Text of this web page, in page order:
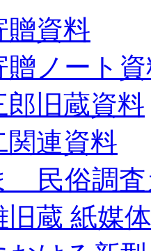
贈資料
贈ノート
郎旧蔵資料
関連資料
民俗調査
旧蔵 紙媒